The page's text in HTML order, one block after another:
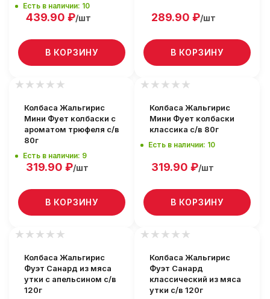
Есть в наличии: 10
439.90 ₽/шт
В КОРЗИНУ
289.90 ₽/шт
В КОРЗИНУ
Колбаса Жальгирис
Мини Фует колбаски с
ароматом трюфеля с/в
80г
Есть в наличии: 9
319.90 ₽/шт
В КОРЗИНУ
Колбаса Жальгирис
Мини Фует колбаски
классика с/в 80г
Есть в наличии: 10
319.90 ₽/шт
В КОРЗИНУ
Колбаса Жальгирис
Фуэт Санард из мяса
утки с апельсином с/в
120г
Колбаса Жальгирис
Фуэт Санард
классический из мяса
утки с/в 120г